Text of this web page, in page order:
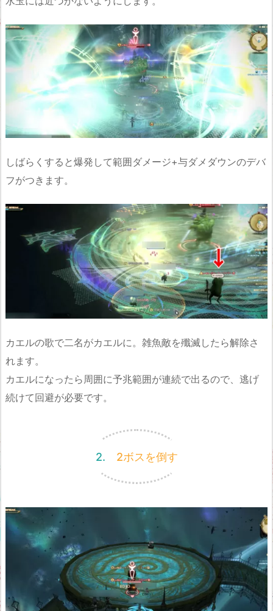
しばらくすると爆発して範囲ダメージ+与ダメダウンのデバ
フがつきます。
カエルの歌で二名がカエルに。雑魚敵を殲滅したら解除さ
れます。
カエルになったら周囲に予兆範囲が連続で出るので、逃げ
続けて回避が必要です。
2. 2ボスを倒す